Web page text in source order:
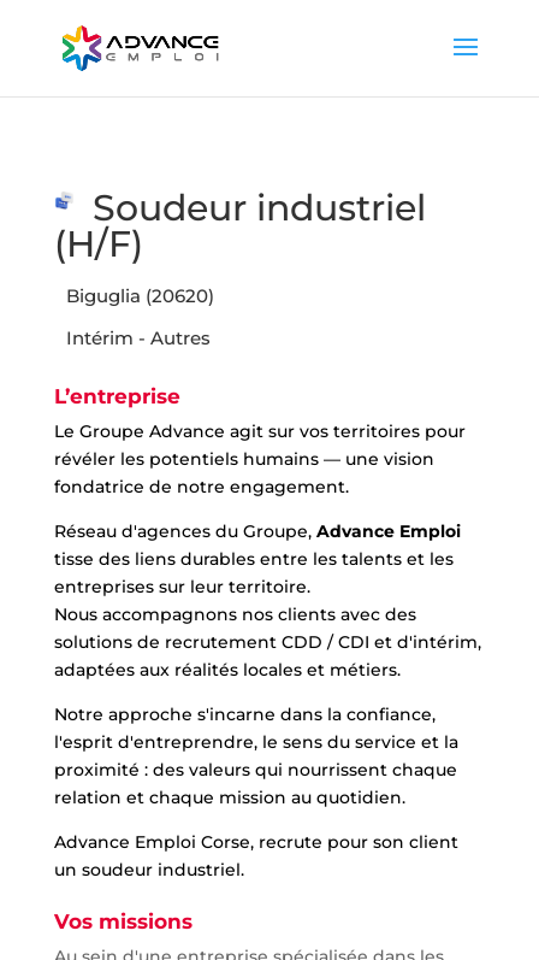
Soudeur industriel
(H/F)
Biguglia (20620)
Intérim - Autres
L’entreprise
Le Groupe Advance agit sur vos territoires pour
révéler les potentiels humains — une vision
fondatrice de notre engagement.
Réseau d'agences du Groupe, Advance Emploi
tisse des liens durables entre les talents et les
entreprises sur leur territoire.
Nous accompagnons nos clients avec des
solutions de recrutement CDD / CDI et d'intérim,
adaptées aux réalités locales et métiers.
Notre approche s'incarne dans la confiance,
l'esprit d'entreprendre, le sens du service et la
proximité : des valeurs qui nourrissent chaque
relation et chaque mission au quotidien.
Advance Emploi Corse, recrute pour son client
un soudeur industriel.
Vos missions